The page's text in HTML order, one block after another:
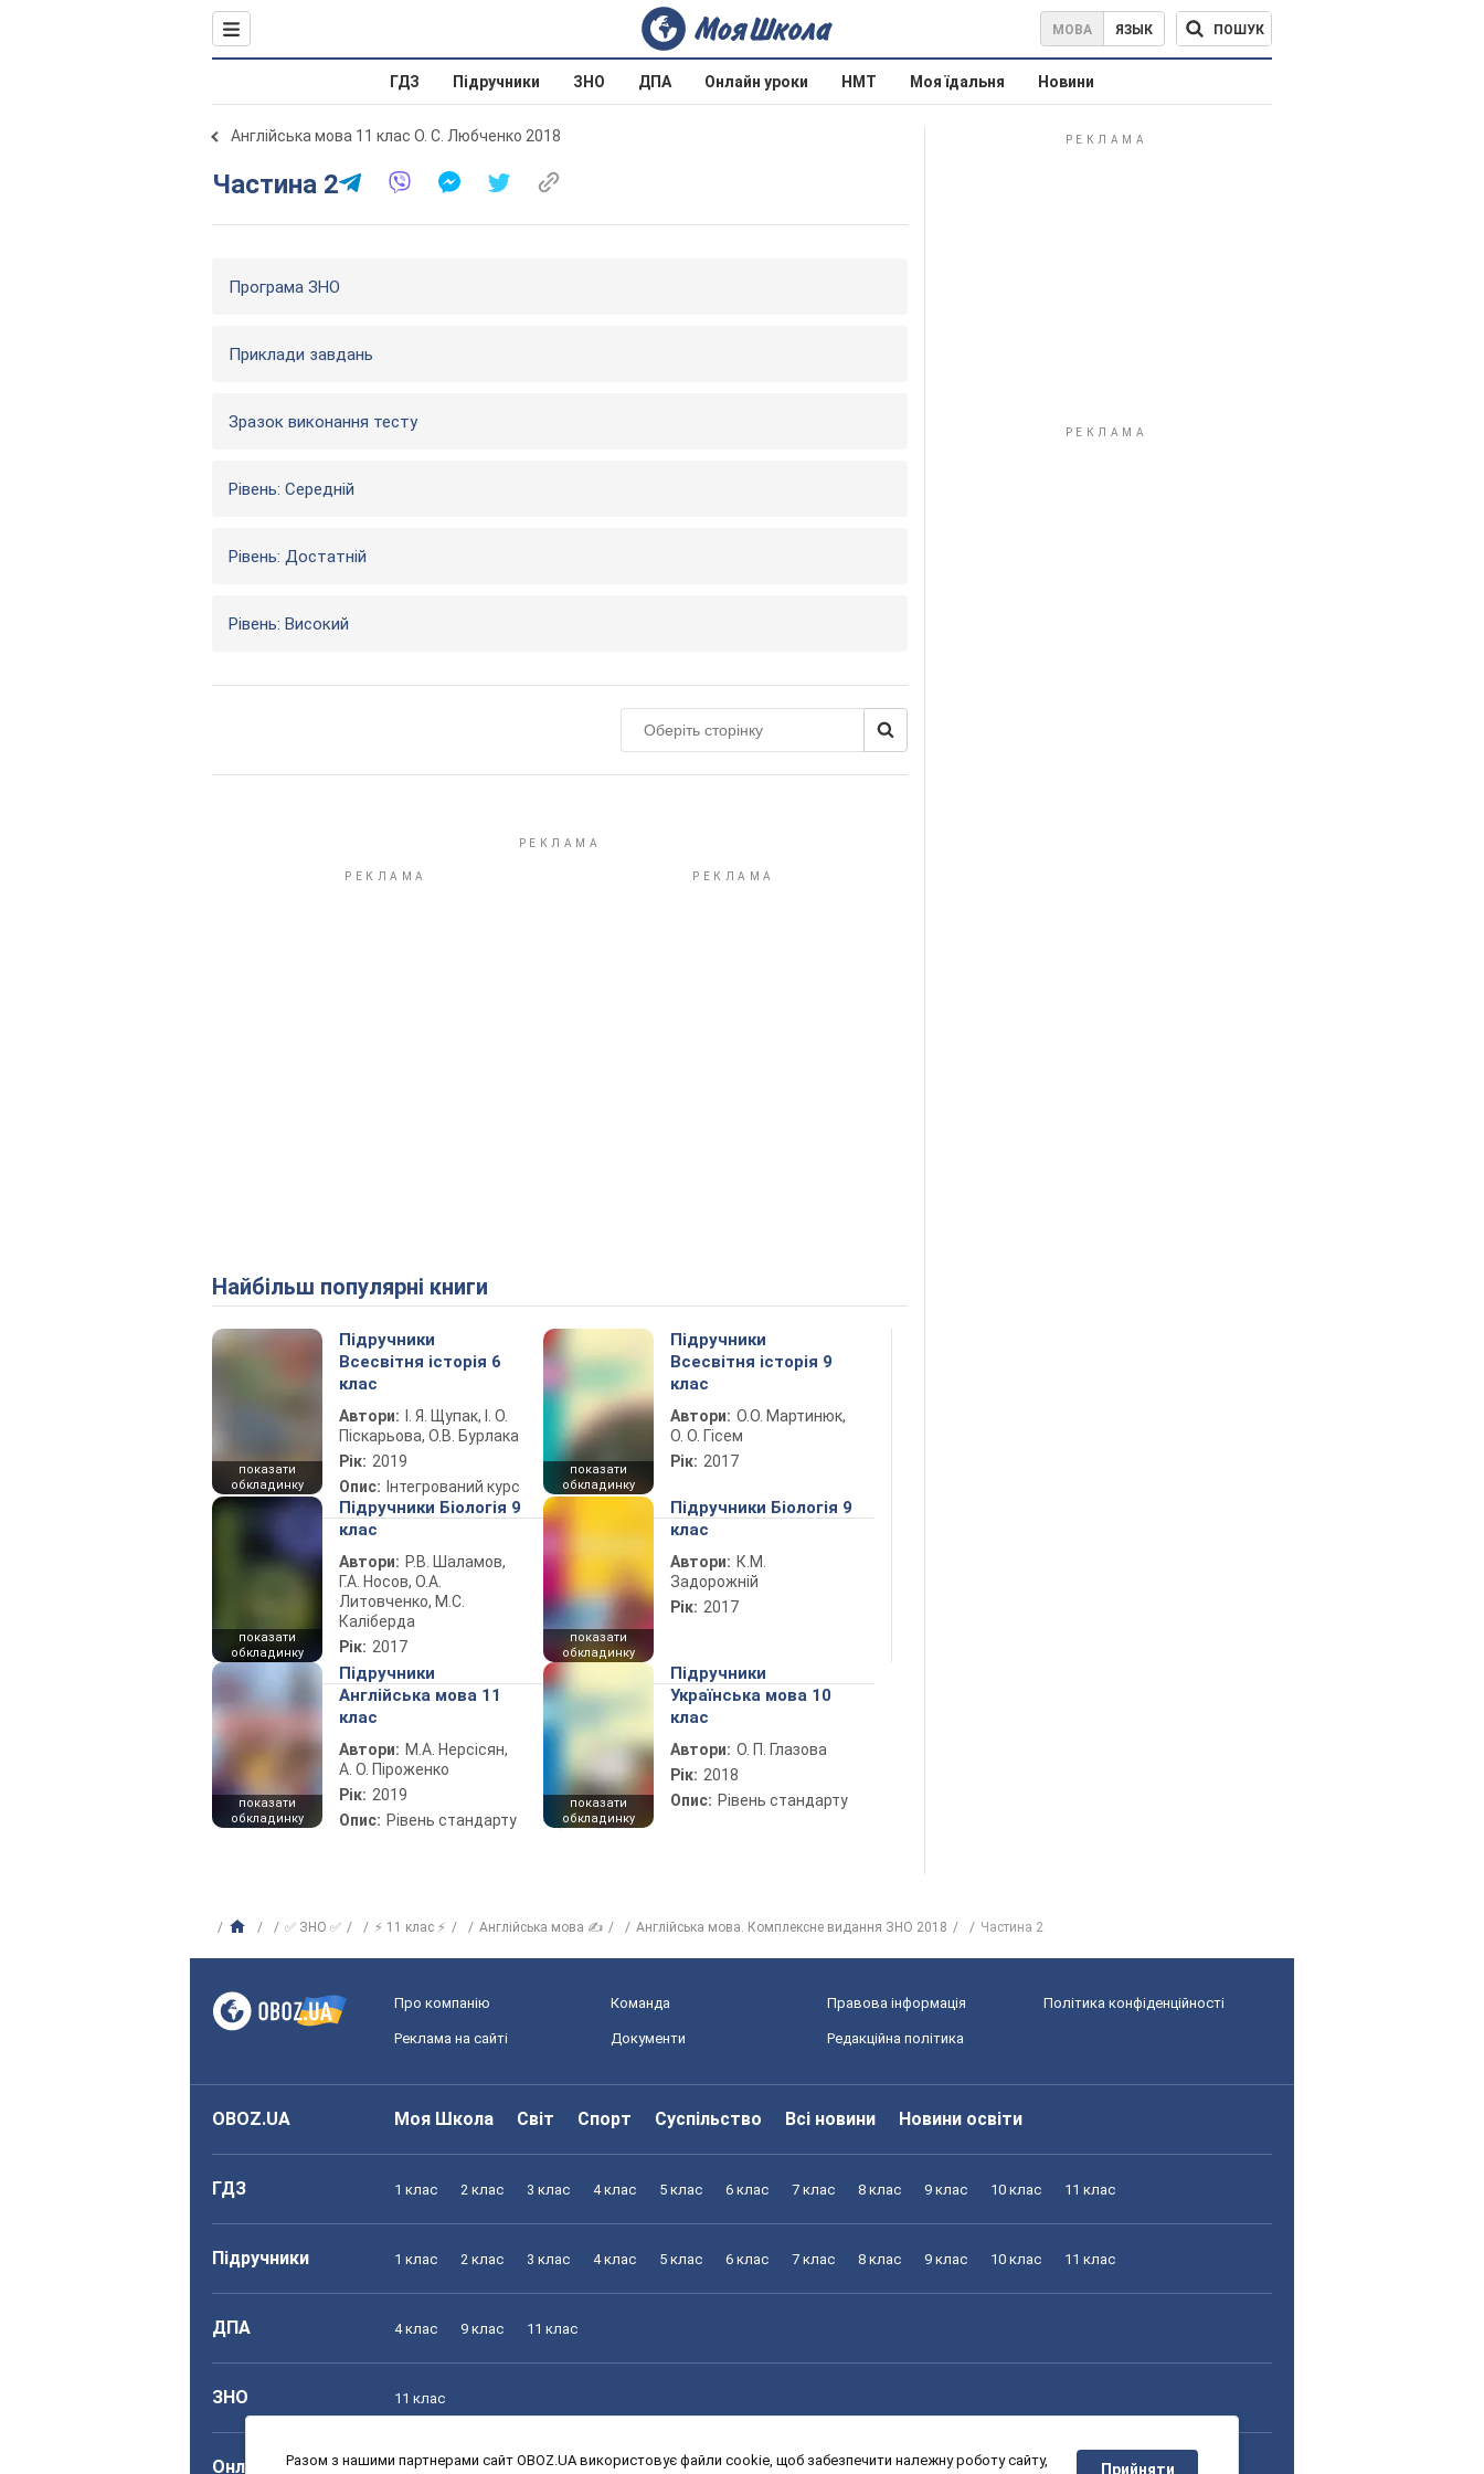
МОВА ЯЗЫК ПОШУК
ГДЗ Підручники ЗНО ДПА Онлайн уроки НМТ Моя їдальня Новини
Англійська мова 11 клас О. С. Любченко 2018
Частина 2
Програма ЗНО
Приклади завдань
Зразок виконання тесту
Рівень: Середній
Рівень: Достатній
Рівень: Високий
Найбільш популярні книги
показати
обкладинку
Підручники
Всесвітня історія 6
клас
Автори:
І. Я. Щупак, І. О.
Піскарьова, О.В. Бурлака
Рік: 2019
Опис: Інтегрований курс
показати
обкладинку
Підручники
Всесвітня історія 9
клас
Автори: О.О. Мартинюк,
О. О. Гісем
Рік: 2017
показати
обкладинку
Підручники Біологія 9
клас
Автори: Р.В. Шаламов,
Г.А. Носов, О.А.
Литовченко, М.С.
Каліберда
Рік: 2017
показати
обкладинку
Підручники Біологія 9
клас
Автори: К.М.
Задорожній
Рік: 2017
показати
обкладинку
Підручники
Англійська мова 11
клас
Автори: М.А. Нерсісян,
А. О. Піроженко
Рік: 2019
Опис: Рівень стандарту
показати
обкладинку
Підручники
Українська мова 10
клас
Автори: О. П. Глазова
Рік: 2018
Опис: Рівень стандарту
✅ ЗНО ✅ ⚡ 11 клас ⚡ Англійська мова ✍ Англійська мова. Комплексне видання ЗНО 2018 Частина 2
Про компанію Команда Правова інформація Політика конфіденційності
Реклама на сайті Документи Редакційна політика
OBOZ.UA Моя Школа Світ Спорт Суспільство Всі новини Новини освіти
ГДЗ 1 клас 2 клас 3 клас 4 клас 5 клас 6 клас 7 клас 8 клас 9 клас 10 клас 11 клас
Підручники 1 клас 2 клас 3 клас 4 клас 5 клас 6 клас 7 клас 8 клас 9 клас 10 клас 11 клас
ДПА 4 клас 9 клас 11 клас
ЗНО 11 клас
Онлайн уроки 1 клас 2 клас 3 клас 4 клас 5 клас 6 клас 7 клас 8 клас 9 клас 10 клас 11 клас
Разом з нашими партнерами сайт OBOZ.UA використовує файли cookie, щоб забезпечити належну роботу сайту,
Прийняти